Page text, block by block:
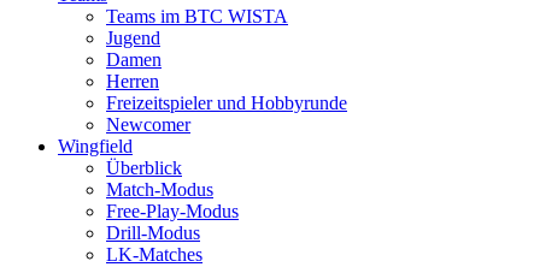
Teams im BTC WISTA
Jugend
Damen
Herren
Freizeitspieler und Hobbyrunde
Newcomer
Wingfield
Überblick
Match-Modus
Free-Play-Modus
Drill-Modus
LK-Matches